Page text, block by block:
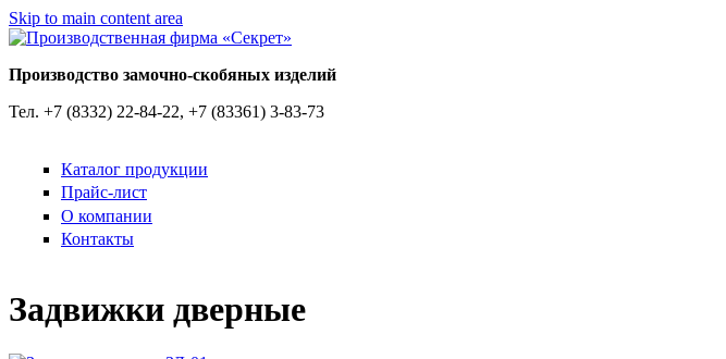
Skip to main content area
Производство замочно-скобяных изделий
Тел. +7 (8332) 22-84-22, +7 (83361) 3-83-73
Каталог продукции
Прайс-лист
О компании
Контакты
Задвижки дверные